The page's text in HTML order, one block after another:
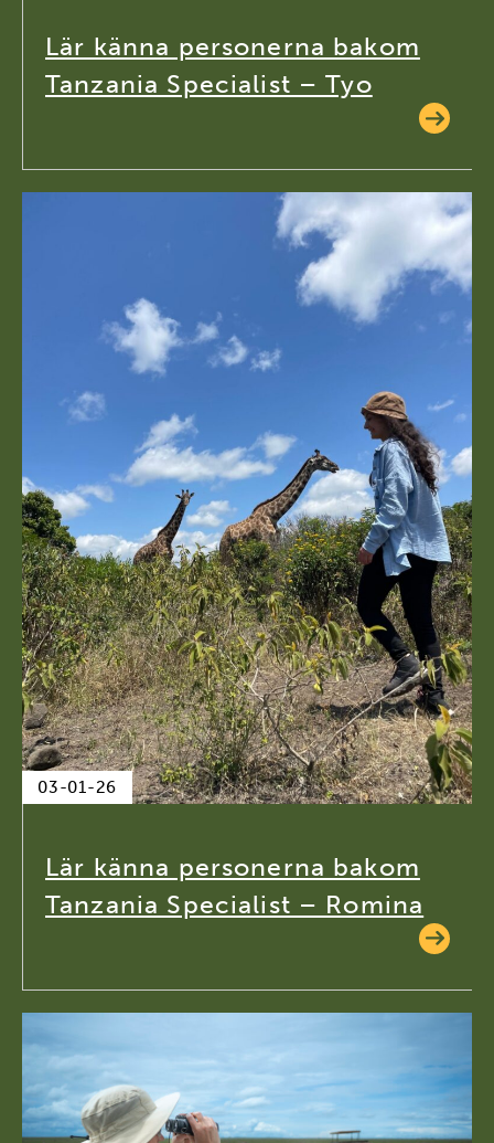
Lär känna personerna bakom
Tanzania Specialist – Tyo
03-01-26
Lär känna personerna bakom
Tanzania Specialist – Romina